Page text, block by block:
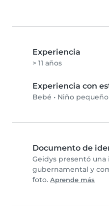
Experiencia
> 11 años
Experiencia con
Bebé • Niño pequeño
Documento de
Geidys presentó
gubernamental y
foto. Aprende más